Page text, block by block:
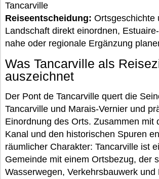
Tancarville
Reiseentscheidung: Ortsgeschichte
Landschaft direkt einordnen,
nahe oder regionale Ergänzung
Was Tancarville als
auszeichnet
Der Pont de Tancarville quert die
Tancarville und Marais-Vernier und
Einordnung des Orts. Zusammen mit
Kanal und den historischen Spuren
räumlicher Charakter: Tancarville ist
Gemeinde mit einem Ortsbezug, der
Wasserwegen, Verkehrsbauwerk und